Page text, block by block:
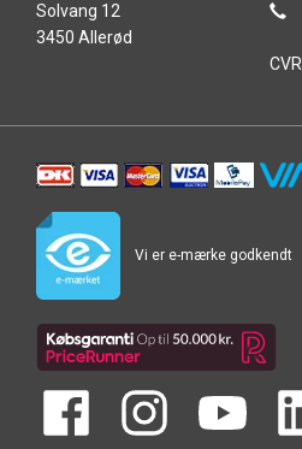
Solvang 12
3450 Allerød
Vi er e-mærke godkendt